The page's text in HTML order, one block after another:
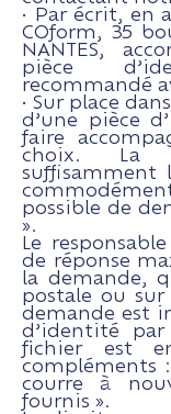
• Par écrit, en
COform, 35
NANTES,
pièce
recommandé
• Sur place
d’une pièce
faire
choix. La
suffisamment
possible de
».
Le
de réponse
la demande,
postale ou sur
demande est
d’identité
fichier est
compléments
courre à
fournis ».